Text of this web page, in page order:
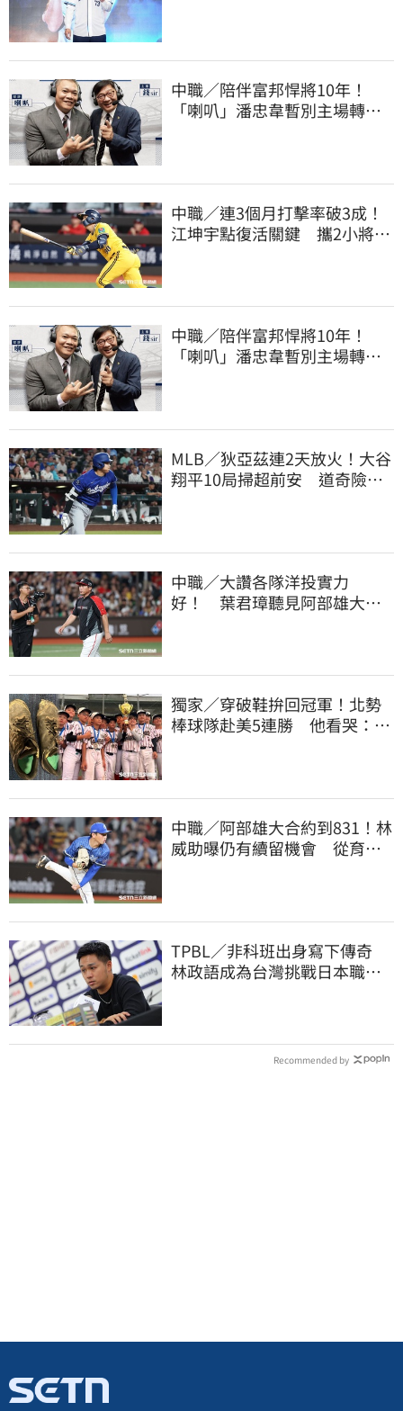
中職／陪伴富邦悍將10年！
「喇叭」潘忠韋暫別主場轉
中職／連3個月打擊率破3成！
江坤宇點復活關鍵 攜2小將赴
中職／陪伴富邦悍將10年！
「喇叭」潘忠韋暫別主場轉
MLB／狄亞茲連2天放火！大谷
翔平10局掃超前安 道奇險逃9
中職／大讚各隊洋投實力
好！ 葉君璋聽見阿部雄大被
獨家／穿破鞋拚回冠軍！北勢
棒球隊赴美5連勝 他看哭：台
中職／阿部雄大合約到831！林
威助曝仍有續留機會 從育成
TPBL／非科班出身寫下傳奇
林政語成為台灣挑戰日本職籃
Recommended by